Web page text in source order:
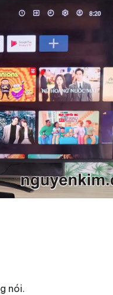
nói.